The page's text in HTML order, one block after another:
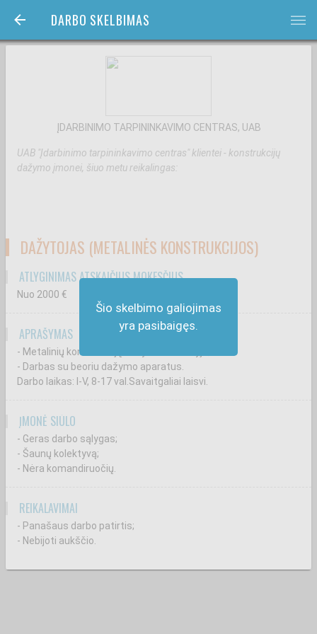
DARBO SKELBIMAS bars
Šio skelbimo galiojimas
yra pasibaigęs.
ĮDARBINIMO TARPININKAVIMO CENTRAS, UAB
UAB "Įdarbinimo tarpininkavimo centras" klientei - konstrukcijų
dažymo įmonei, šiuo metu reikalingas:
DAŽYTOJAS (METALINĖS KONSTRUKCIJOS)
ATLYGINIMAS ATSKAIČIUS MOKESČIUS
Nuo 2000 €
APRAŠYMAS
- Metalinių konstrukcijų dažymas aukštyje;
- Darbas su beoriu dažymo aparatus.
Darbo laikas: I-V, 8-17 val.Savaitgaliai laisvi.
ĮMONĖ SIŪLO
- Geras darbo sąlygas;
- Šaunų kolektyvą;
- Nėra komandiruočių.
REIKALAVIMAI
- Panašaus darbo patirtis;
- Nebijoti aukščio.